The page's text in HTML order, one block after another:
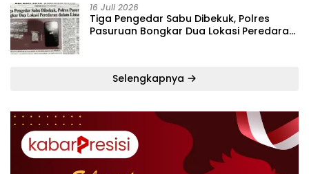
16 Juli 2026
Tiga Pengedar Sabu Dibekuk, Polres
Pasuruan Bongkar Dua Lokasi Peredaran
Selengkapnya